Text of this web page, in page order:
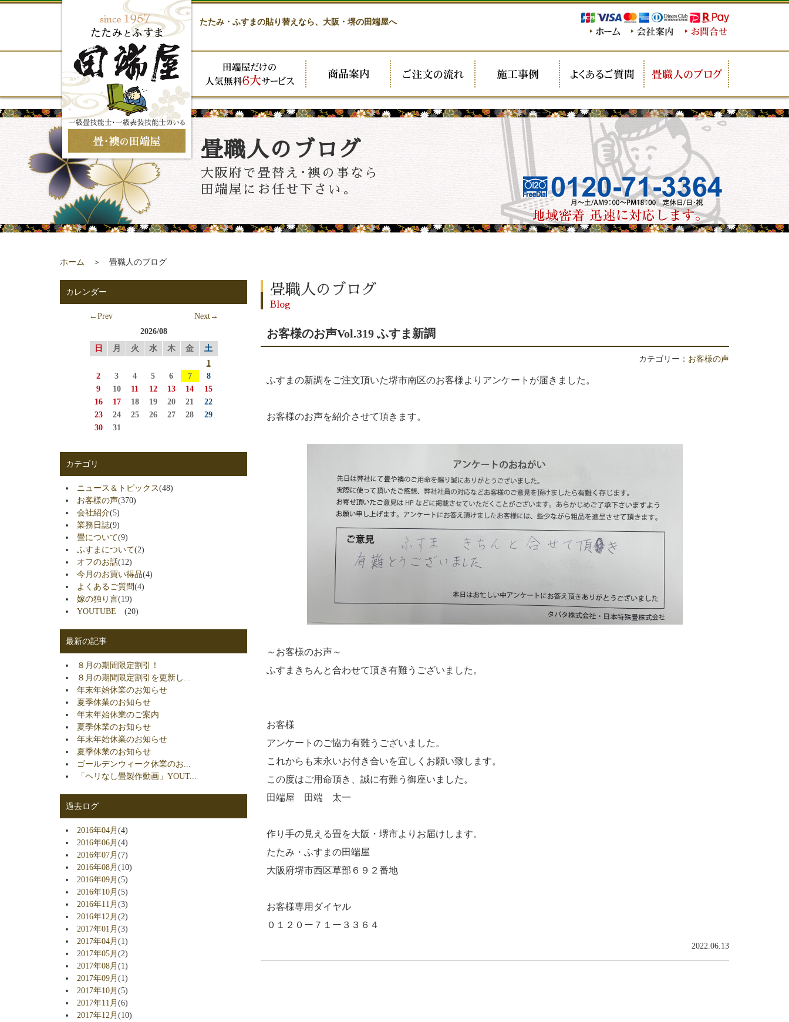
たたみ・ふすまの貼り替えなら、 大阪・堺の田端屋へ
畳職人のブログ
大阪府で畳替え･襖の事なら
田端屋にお任せ下さい。
ホーム ＞ 畳職人のブログ
畳職人のブログ
Blog
お客様のお声Vol.319 ふすま新調
カテゴリー： お客様の声
ふすまの新調をご注文頂いた堺市南区のお客様よりアンケートが届きました。
お客様のお声を紹介させて頂きます。
～お客様のお声～
ふすまきちんと合わせて頂き有難うございました。
お客様
アンケートのご協力有難うございました。
これからも末永いお付き合いを宜しくお願い致します。
この度はご用命頂き、誠に有難う御座いました。
田端屋 田端 太一
作り手の見える畳を大阪・堺市よりお届けします。
たたみ・ふすまの田端屋
大阪府堺市西区草部６９２番地
お客様専用ダイヤル
０１２０ー７１ー３３６４
2022.06.13
カレンダー
←Prev
Next→
2026/08
日
月 火 水 木 金
土
1
2
3 4 5 6 7
8
9
10 11 12 13 14
15
16
17 18 19 20 21
22
23
24 25 26 27 28
29
30
31
カテゴリ
ニュース＆トピックス(48)
お客様の声(370)
会社紹介(5)
業務日誌(9)
畳について(9)
ふすまについて(2)
オフのお話(12)
今月のお買い得品(4)
よくあるご質問(4)
嫁の独り言(19)
YOUTUBE(20)
最新の記事
８月の期間限定割引！
８月の期間限定割引を更新し...
年末年始休業のお知らせ
夏季休業のお知らせ
年末年始休業のご案内
夏季休業のお知らせ
年末年始休業のお知らせ
夏季休業のお知らせ
ゴールデンウィーク休業のお...
「ヘリなし畳製作動画」YOUT...
過去ログ
2016年04月(4)
2016年06月(4)
2016年07月(7)
2016年08月(10)
2016年09月(5)
2016年10月(5)
2016年11月(3)
2016年12月(2)
2017年01月(3)
2017年04月(1)
2017年05月(2)
2017年08月(1)
2017年09月(1)
2017年10月(5)
2017年11月(6)
2017年12月(10)